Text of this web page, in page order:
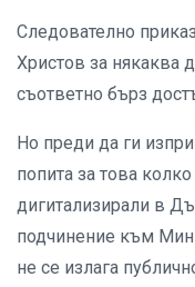
Следователно
Христов за някаква
съответно бърз
Но преди да ги
попита за това
дигитализирали в
подчинение към
не се излага